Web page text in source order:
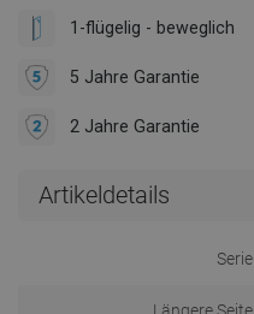
1-flügelig - beweglich
5 Jahre Garantie
2 Jahre Garantie
Artikeldetails
Serie
Längere Seite